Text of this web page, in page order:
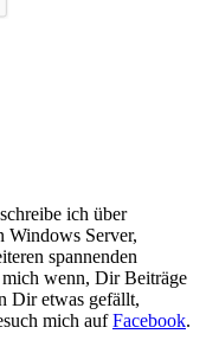
ich über
Windows Server,
spannenden
wenn, Dir Beiträge
Dir etwas gefällt,
mich aufFacebook.